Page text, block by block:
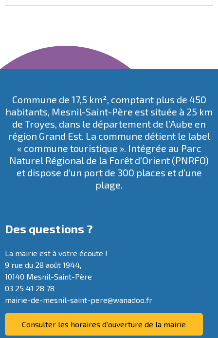
Commune de 17,5 km², comptant plus de 450
habitants, Mesnil-Saint-Père est située à 25 km
de Troyes, dans le département de l’Aube en
région Grand Est. La commune détient le label
« commune touristique ». Intégrée au Parc
Naturel Régional de la Forêt d’Orient (PNRFO)
et dispose d’un port de 300 places et d’une
plage.
Des questions ?
La mairie est à votre écoute !
9 rue du 28 août 1944,
10140 Mesnil-Saint-Père
03 25 41 28 78
mairie-de-mesnil-saint-pere@wanadoo.fr
Consulter les horaires d'ouverture de la mairie